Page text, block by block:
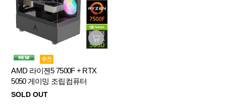
AMD 라이젠5 7500F + RTX
5050 게이밍 조립컴퓨터
SOLD OUT